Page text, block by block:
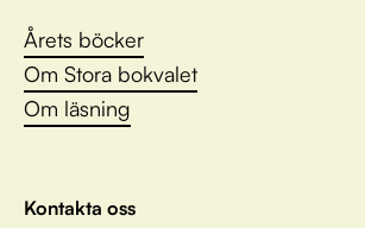
Årets böcker
Om Stora bokvalet
Om läsning
Kontakta oss